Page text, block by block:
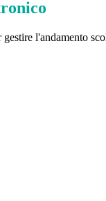
l'andamento